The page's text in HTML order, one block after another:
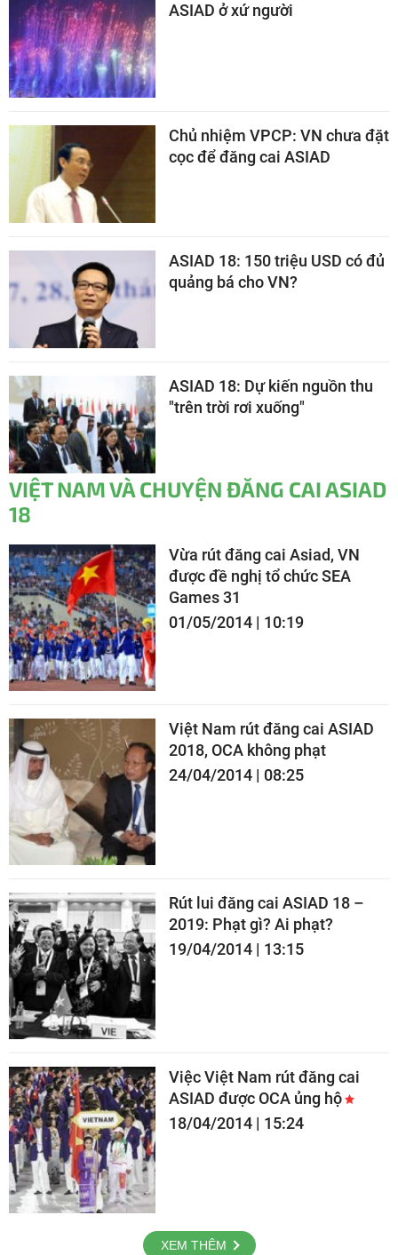
ASIAD ở xứ người
Chủ nhiệm VPCP: VN chưa đặt
cọc để đăng cai ASIAD
ASIAD 18: 150 triệu USD có đủ
quảng bá cho VN?
ASIAD 18: Dự kiến nguồn thu
"trên trời rơi xuống"
VIỆT NAM VÀ CHUYỆN ĐĂNG CAI ASIAD
18
Vừa rút đăng cai Asiad, VN
được đề nghị tổ chức SEA
Games 31
01/05/2014 | 10:19
Việt Nam rút đăng cai ASIAD
2018, OCA không phạt
24/04/2014 | 08:25
Rút lui đăng cai ASIAD 18 –
2019: Phạt gì? Ai phạt?
19/04/2014 | 13:15
Việc Việt Nam rút đăng cai
ASIAD được OCA ủng hộ
18/04/2014 | 15:24
XEM THÊM